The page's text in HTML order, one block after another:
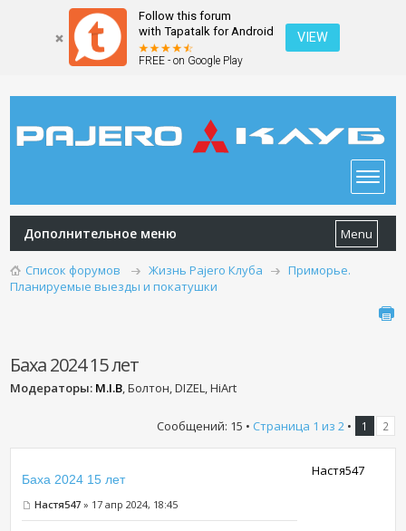
Follow this forum
with Tapatalk for Android
FREE - on Google Play
VIEW
Дополнительное меню Menu
Список форумов Жизнь Pajero Клуба
Приморье.
Планируемые выезды и покатушки
Баха 2024 15 лет
Модераторы: M.I.B, Болтон, DIZEL, HiArt
Сообщений: 15 • Страница 1 из 2• 1 2
Баха 2024 15 лет
Настя547 » 17 апр 2024, 18:45
Настя547